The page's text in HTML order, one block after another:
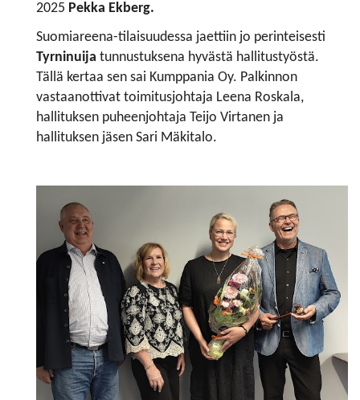
2025 Pekka Ekberg.
Suomiareena-tilaisuudessa jaettiin jo perinteisesti
Tyrninuija tunnustuksena hyvästä hallitustyöstä.
Tällä kertaa sen sai Kumppania Oy. Palkinnon
vastaanottivat toimitusjohtaja Leena Roskala,
hallituksen puheenjohtaja Teijo Virtanen ja
hallituksen jäsen Sari Mäkitalo.